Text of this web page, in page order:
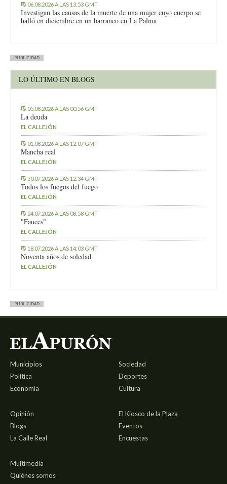
06.08.2026 A LAS 13:53 GMT
Investigan las causas de la muerte de una mujer cuyo cuerpo se
halló en diciembre en un barranco en La Palma
PUBLICIDAD
LO ÚLTIMO EN BLOGS
05.08.2026 A LAS 00:56 GMT
La deuda
EL CALLEJÓN
01.08.2026 A LAS 12:07 GMT
Mancha real
EL CALLEJÓN
30.07.2026 A LAS 12:34 GMT
Todos los fuegos del fuego
EL CALLEJÓN
24.07.2026 A LAS 08:58 GMT
"Fauces"
EL CALLEJÓN
18.07.2026 A LAS 14:03 GMT
Noventa años de soledad
EL CALLEJÓN
PUBLICIDAD
Municipios
Política
Economía
Sociedad
Deportes
Cultura
Opinión
Blogs
La Calle Real
El Kiosco de la Plaza
Eventos
Encuestas
Multimedia
Quiénes somos